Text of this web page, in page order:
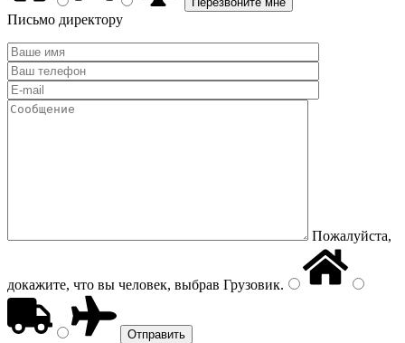
Письмо директору
Пожалуйста,
докажите, что вы человек, выбрав Грузовик.